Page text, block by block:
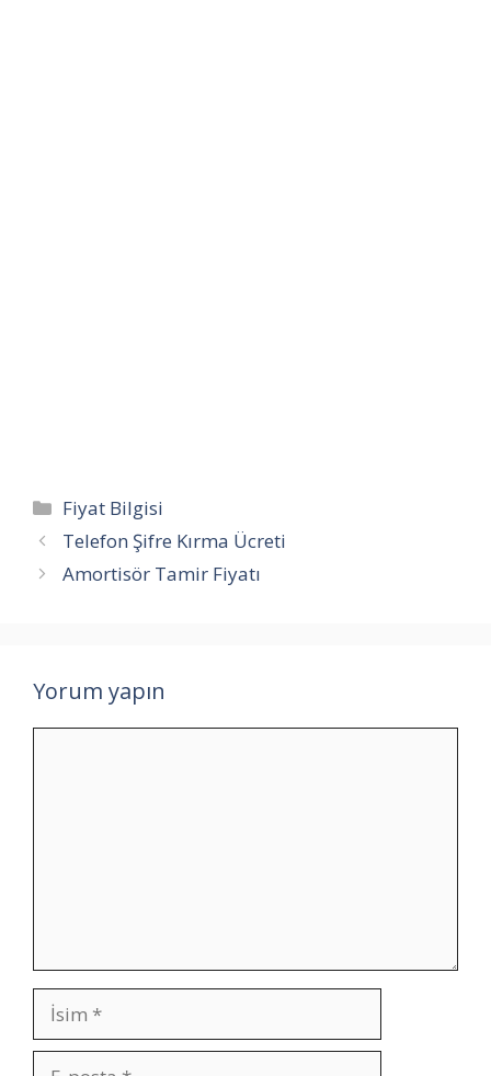
Kategoriler
Fiyat Bilgisi
Telefon Şifre Kırma Ücreti
Amortisör Tamir Fiyatı
Yorum yapın
İsim